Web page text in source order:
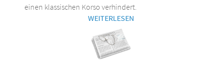
einen klassischen Korso verhindert.
WEITERLESEN